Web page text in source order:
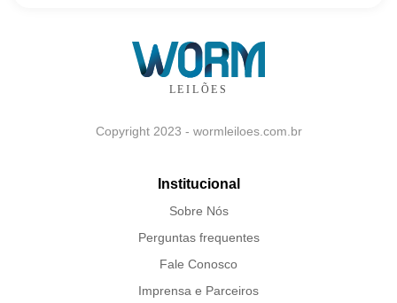
Copyright 2023 - wormleiloes.com.br
Institucional
Sobre Nós
Perguntas frequentes
Fale Conosco
Imprensa e Parceiros